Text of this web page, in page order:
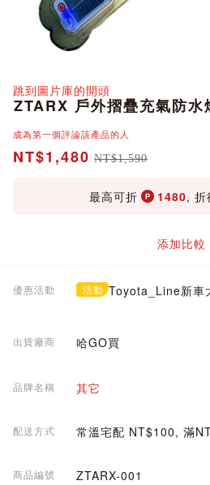
跳到圖片庫的開頭
ZTARX 戶外摺疊充氣防水
成為第一個評論該產品的人
NT$1,480 NT$1,590
最高可折 1480, 折
添加比較
優惠活動 活動 Toyota_Line新車
出貨廠商 哈GO買
品牌名稱 其它
配送方式 常溫宅配 NT$100, 滿
商品編號 ZTARX-001